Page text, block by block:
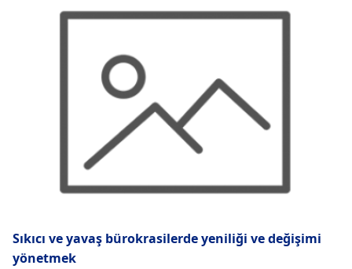
Sıkıcı ve yavaş bürokrasilerde yeniliği ve değişimi
yönetmek